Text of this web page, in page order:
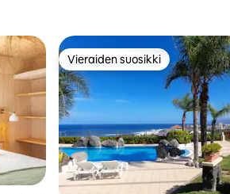
Vieraiden suosikki
Vieraiden suosikki